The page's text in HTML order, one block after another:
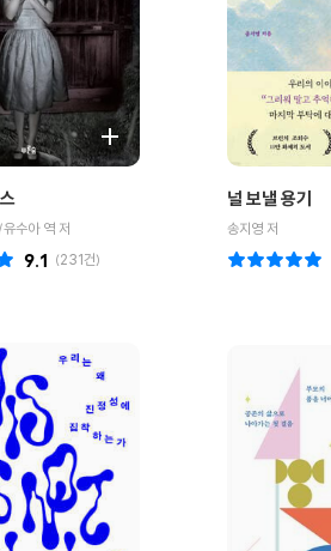
수아 역 저
(231건)
9.1
널 보낼 용기
송지영 저